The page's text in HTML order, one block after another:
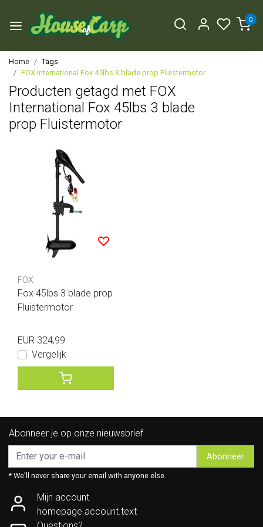
0
Home
Tags
FOX International Fox 45lbs 3 blade prop Fluistermotor
Producten getagd met FOX
International Fox 45lbs 3 blade
prop Fluistermotor
FOX
Fox 45lbs 3 blade prop
Fluistermotor
EUR 324,99
Vergelijk
Abonneer je op onze nieuwsbrief
Abonneer
* We'll never share your email with anyone else.
Mijn account
homepage.account.text